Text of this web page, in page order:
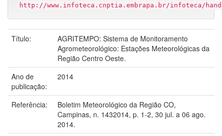
http://www.infoteca.cnptia.embrapa.br/infoteca/
Título:
AGRITEMPO: Sistema de Monitoramento
Agrometeorológico: Estações Meteorológicas da
Região Centro Oeste.
Ano de
publicação:
2014
Referência:
Boletim Meteorológico da Região CO,
Campinas, n. 1432014, p. 1-2, 30 jul. a 06 ago.
2014.